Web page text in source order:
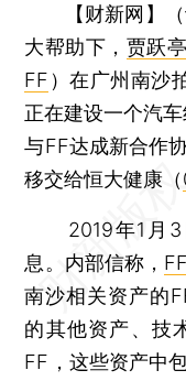
【财新网】
大帮助下， 贾跃亭
FF ）在广州南沙
正在建设一个汽
与FF达成新合作
移交给恒大健康（
2019年1月3
息。内部信称，
南沙相关资产的
的其他资产、技
FF，这些资产中